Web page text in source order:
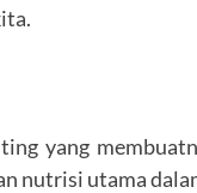
yang
nutrisi utama